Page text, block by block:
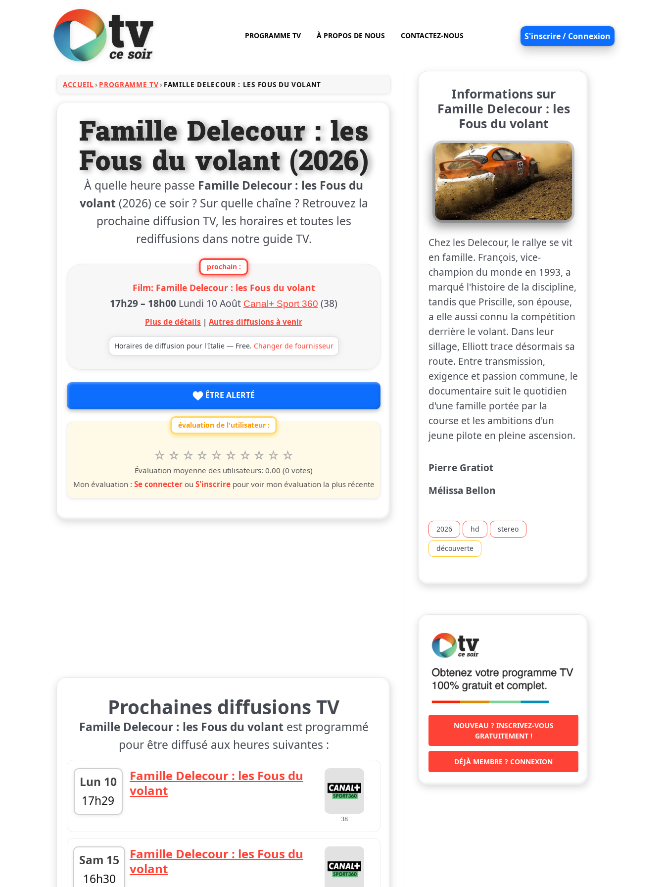
PROGRAMME TV À PROPOS DE NOUS CONTACTEZ-NOUS S'inscrire / Connexion
ACCUEIL PROGRAMME TV FAMILLE DELECOUR : LES FOUS DU VOLANT
Famille Delecour : les
Fous du volant (2026)
À quelle heure passe Famille Delecour : les Fous du
volant(2026) ce soir ? Sur quelle chaîne ? Retrouvez la
prochaine diffusion TV, les horaires et toutes les
rediffusions dans notre guide TV.
prochain :
Film: Famille Delecour : les Fous du volant
17h29– 18h00 Lundi 10 Août Canal+ Sport 360 (38)
Plus de détails | Autres diffusions à venir
Horaires de diffusion pour l'Italie — Free. Changer de fournisseur
ÊTRE ALERTÉ
évaluation de l'utilisateur :
Valuta questo spettacolo da 1 a 10 étoiles
10
étoiles
9
étoiles
8
étoiles
7
étoiles
6
étoiles
5
étoiles
4
étoiles
3
étoiles
2
étoiles
étoile
Évaluation moyenne des utilisateurs: 0.00 (0 votes)
Mon évaluation : Se connecterou S'inscrirepour voir mon évaluation la plus récente
Prochaines diffusions TV
Famille Delecour : les Fous du volantest programmé
pour être diffusé aux heures suivantes :
Lun 10
17h29
18h00
Famille Delecour : les Fous du
volant
38
Sam 15
16h30
Famille Delecour : les Fous du
volant
Informations sur
Famille Delecour : les
Fous du volant
Chez les Delecour, le rallye se vit
en famille. François, vice-
champion du monde en 1993, a
marqué l'histoire de la discipline,
tandis que Priscille, son épouse,
a elle aussi connu la compétition
derrière le volant. Dans leur
sillage, Elliott trace désormais sa
route. Entre transmission,
exigence et passion commune, le
documentaire suit le quotidien
d'une famille portée par la
course et les ambitions d'un
jeune pilote en pleine ascension.
Pierre Gratiot
Mélissa Bellon
2026 hd stereo
découverte
NOUVEAU ? INSCRIVEZ-VOUS
GRATUITEMENT !
DÉJÀ MEMBRE ? CONNEXION